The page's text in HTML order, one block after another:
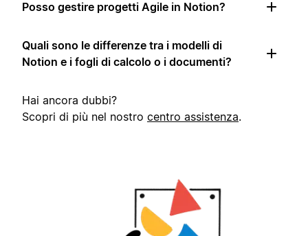
Posso gestire progetti Agile in Notion?
Quali sono le differenze tra i modelli di
Notion e i fogli di calcolo o i documenti?
Hai ancora dubbi?
Scopri di più nel nostro centro assistenza.